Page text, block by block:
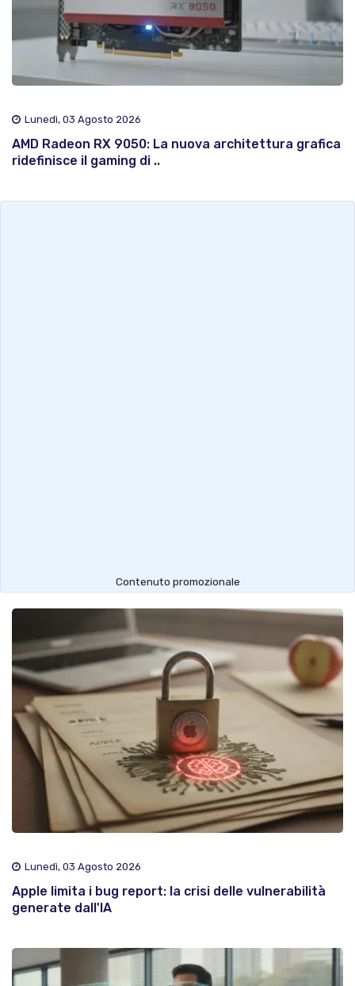
Lunedì, 03 Agosto 2026
AMD Radeon RX 9050: La nuova architettura grafica
ridefinisce il gaming di ..
Contenuto promozionale
Lunedì, 03 Agosto 2026
Apple limita i bug report: la crisi delle vulnerabilità
generate dall'IA